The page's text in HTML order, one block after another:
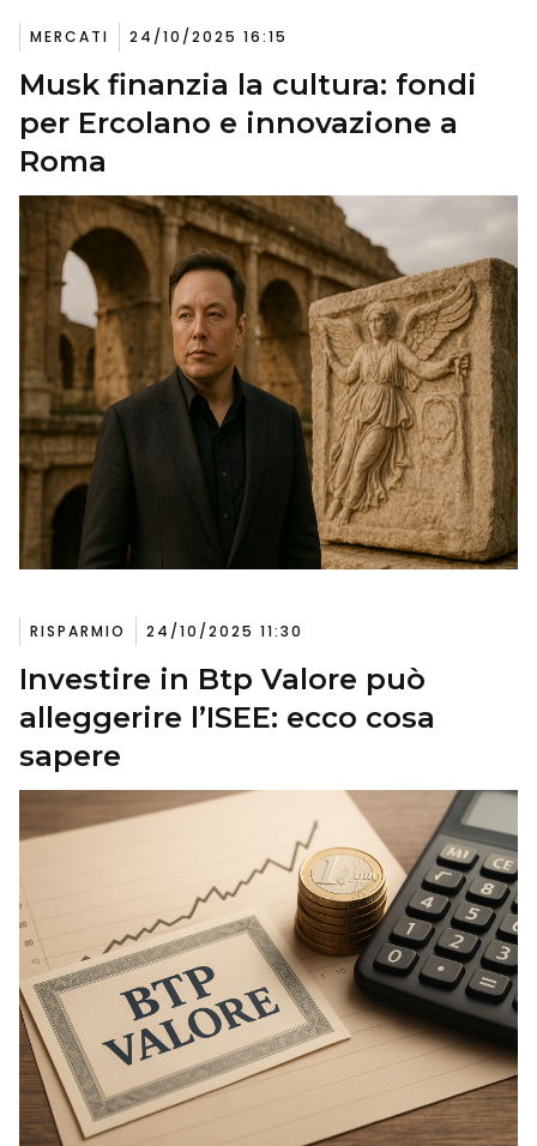
MERCATI 24/10/2025 16:15
Musk finanzia la cultura: fondi
per Ercolano e innovazione a
Roma
RISPARMIO 24/10/2025 11:30
Investire in Btp Valore può
alleggerire l’ISEE: ecco cosa
sapere